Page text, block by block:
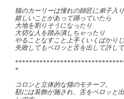
猫のカーリーは憧れの師匠に弟子入
嬉しいことがあって踊っていたら
大地を割りそうになったり
大切な人を踏み潰しちゃったり
やることなすこと上手くいくばかり
失敗してもペロッと舌を出して許し
*
コロンと立体的な猫のモチーフ。
額には装飾が施され、舌をペロッと